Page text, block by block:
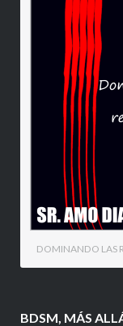
DOMINANDO LAS
BDSM, MÁS